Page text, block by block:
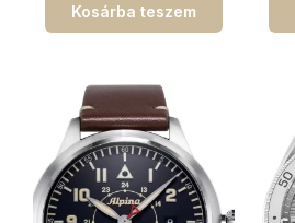
Kosárba teszem